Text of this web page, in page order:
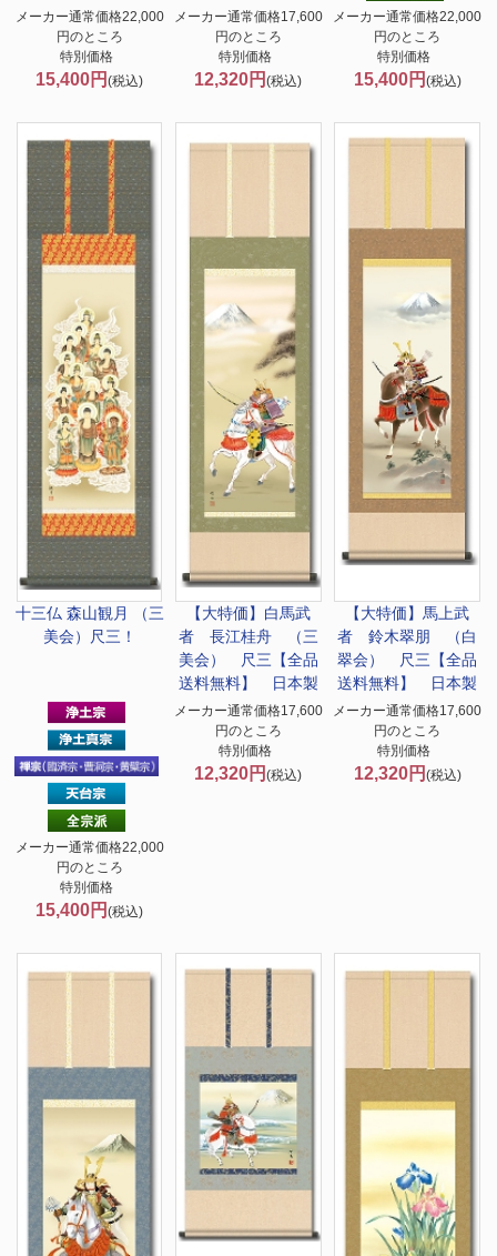
メーカー通常価格22,000
円のところ
特別価格
15,400円(税込)
メーカー通常価格17,600
円のところ
特別価格
12,320円(税込)
メーカー通常価格22,000
円のところ
特別価格
15,400円 (税込)
十三仏 森山観月 （三
美会）尺三！
メーカー通常価格22,000
円のところ
特別価格
15,400円(税込)
【大特価】 白馬武
者 長江桂舟 （三
美会） 尺三【全品
送料無料】 日本製
メーカー通常価格17,600
円のところ
特別価格
12,320円(税込)
【大特価】馬上武
者 鈴木翠朋 （白
翠会） 尺三【全品
送料無料】 日本製
メーカー通常価格17,600
円のところ
特別価格
12,320円 (税込)